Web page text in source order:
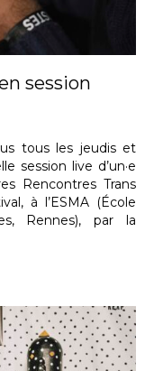
session
tous les jeudis et
session live d’un·e
Rencontres Trans
à l’ESMA (École
Rennes), par la